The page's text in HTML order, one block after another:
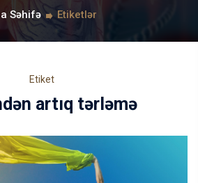
Səhifə Etiketlər
Etiket
artıq tərləmə